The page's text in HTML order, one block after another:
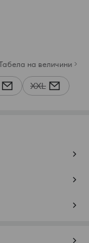
на величини
XXL